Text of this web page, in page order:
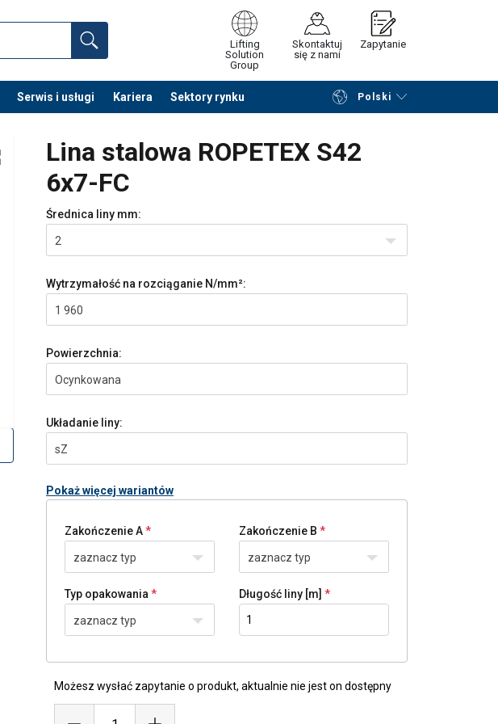
Lifting
Solution
Group
Skontaktuj
się z nami
Zapytanie
Serwis i usługi Kariera Sektory rynku Polski
Przeglądaj katalog Podsumowanie
Lina stalowa ROPETEX S42
6x7-FC
Średnica liny mm:
2
Wytrzymałość na rozciąganie N/mm²:
1 960
Powierzchnia:
Ocynkowana
Układanie liny:
sZ
Pokaż więcej wariantów
Zakończenie A
zaznacz typ
Zakończenie B
zaznacz typ
Typ opakowania
zaznacz typ
Długość liny [m]
Możesz wysłać zapytanie o produkt, aktualnie nie jest on dostępny